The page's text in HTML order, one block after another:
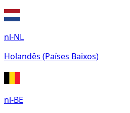
nl-NL
Holandês (Países Baixos)
nl-BE